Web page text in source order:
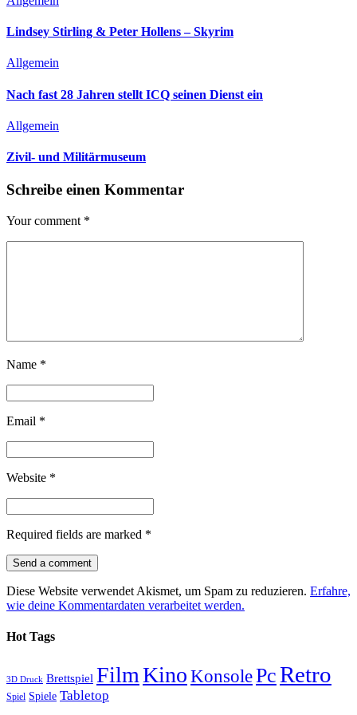
Lindsey Stirling & Peter Hollens – Skyrim
Allgemein
Nach fast 28 Jahren stellt ICQ seinen Dienst ein
Allgemein
Zivil- und Militärmuseum
Schreibe einen Kommentar
Your comment *
Name *
Email *
Website *
Required fields are marked *
Diese Website verwendet Akismet, um Spam zu reduzieren. Erfahre,
wie deine Kommentardaten verarbeitet werden.
Hot Tags
3D Druck Brettspiel FilmKinoKonsolePcRetro
Spiel Spiele Tabletop